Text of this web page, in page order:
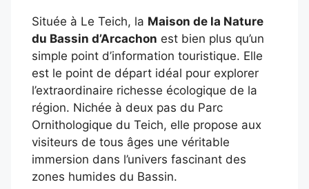
Située à Le Teich, la Maison de la Nature
du Bassin d’Arcachon est bien plus qu’un
simple point d’information touristique. Elle
est le point de départ idéal pour explorer
l’extraordinaire richesse écologique de la
région. Nichée à deux pas du Parc
Ornithologique du Teich, elle propose aux
visiteurs de tous âges une véritable
immersion dans l’univers fascinant des
zones humides du Bassin.